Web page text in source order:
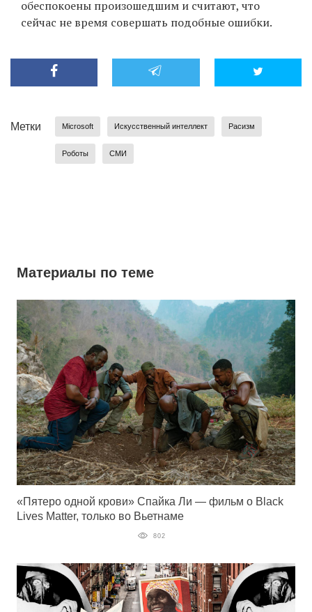
обеспокоены произошедшим и считают, что
сейчас не время совершать подобные ошибки.
Метки Microsoft Искусственный интеллект Расизм
Роботы СМИ
Материалы по теме
«Пятеро одной крови» Спайка Ли — фильм о Black
Lives Matter, только во Вьетнаме
802